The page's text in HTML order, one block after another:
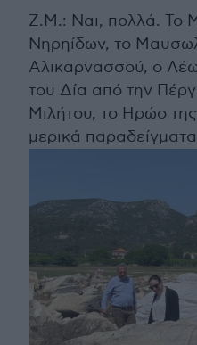
Ζ.Μ.: Ναι, πολλά. Το
Νηρηίδων, το
Αλικαρνασσού, ο
του Δία από την
Μιλήτου, το Ηρώο
μερικά